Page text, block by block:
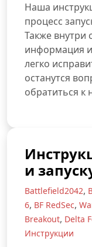
Наша
процесс
Также внутри
информация
легко
останутся
обратиться
и
Battlefield2042,
6, BF RedSec,
Breakout, Delta
Инструкции